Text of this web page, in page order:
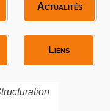
Actualités
Liens